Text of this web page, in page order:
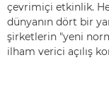
çevrimiçi etkinlik.
dünyanın dört bir
şirketlerin "yeni
ilham verici açılış